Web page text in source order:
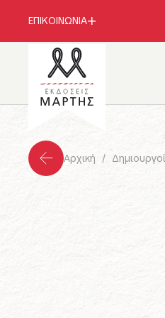
ΕΠΙΚΟΙΝΩΝΙΑ
Αρχική Δημιουργοί